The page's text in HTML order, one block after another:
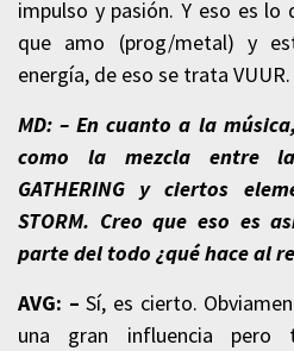
impulso y pasión. Y eso es lo
que amo (prog/metal) y
energía, de eso se trata VUUR.
MD: – En cuanto a la
como la mezcla entre
GATHERING y ciertos
STORM. Creo que eso es
parte del todo ¿qué hace al
AVG: –Sí, es cierto.
una gran influencia pero